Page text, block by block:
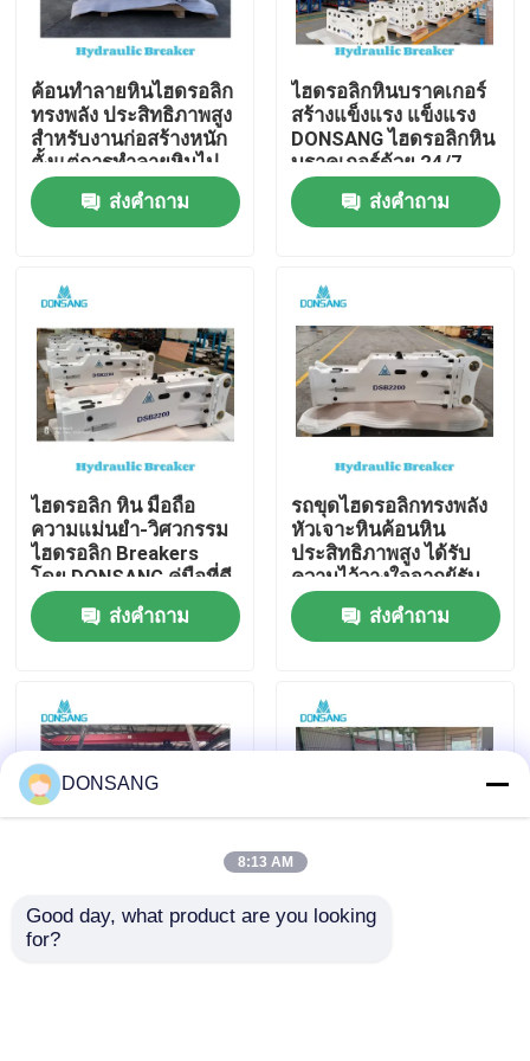
บ้าน
สินค้า
แสดง VR
เกี่ยวกับเรา
ควบคุมคุณภาพ
ติดต่อเรา
ค้อนทำลายหินไฮดรอลิก
ทรงพลัง ประสิทธิภาพสูง
สำหรับงานก่อสร้างหนัก
ตั้งแต่การทำลายหินไป
จนถึงการรีไซเคิล
DONSANG ค้อนไฮดรอลิ
กอเนกประสงค์พร้อมการ
ส่งคำถาม
ไฮดรอลิกหินบราคเกอร์
สร้างแข็งแรง แข็งแรง
DONSANG ไฮดรอลิกหิน
บราคเกอร์ด้วย 24/7
การสนับสนุนผู้เชี่ยวชาญ
ส่งคำถาม
ไฮดรอลิก หิน มือถือ
ความแม่นยํา-วิศวกรรม
ไฮดรอลิก Breakers
โดย DONSANG คู่มือที่ดี
ของคุณสําหรับ Quarry
& โครงการ trenching
ส่งคำถาม
รถขุดไฮดรอลิกทรงพลัง
หัวเจาะหินค้อนหิน
ประสิทธิภาพสูง ได้รับ
ความไว้วางใจจากผู้รับ
เหมาทั่วโลก หัวเจาะไฮ
ดรอลิก DONSANG
พร้อมคำแนะนำการ
ใช้งาน
ส่งคำถาม
โรงงานหักฮิดรอลิกฮาเม
อร์ ที่มีคุณภาพเป็นอันดับ
เครื่องบดหินไฮดรอลิก
DONSANG
8:13 AM
Good day, what product are you looking
for?